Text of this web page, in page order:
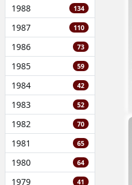
1988 134
1987 110
1986 73
1985 59
1984 42
1983 52
1982 70
1981 65
1980 64
1979 41